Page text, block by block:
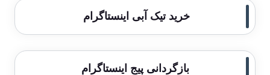
خرید تیک آبی اینستاگرام
بازگردانی پیج اینستاگرام